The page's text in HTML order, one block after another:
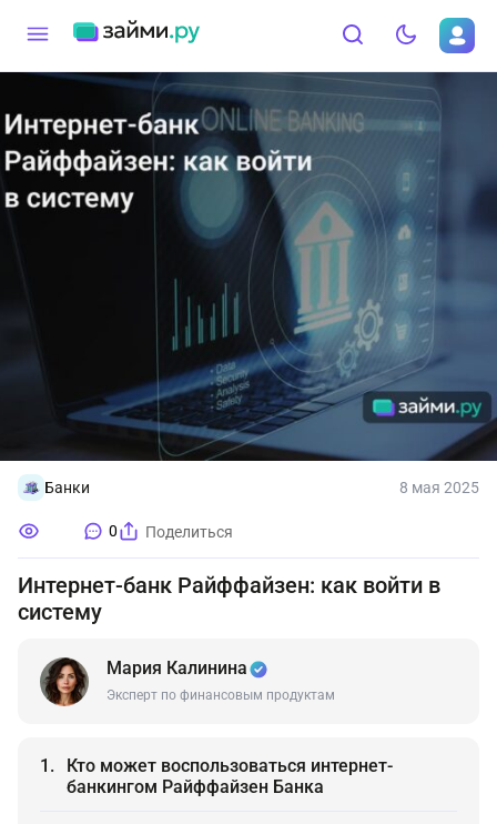
Банки 8 мая 2025
0 Поделиться
Интернет-банк Райффайзен: как войти в
систему
Мария Калинина
Эксперт по финансовым продуктам
Кто может воспользоваться интернет-
банкингом Райффайзен Банка